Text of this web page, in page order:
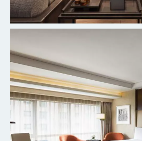
探索更多